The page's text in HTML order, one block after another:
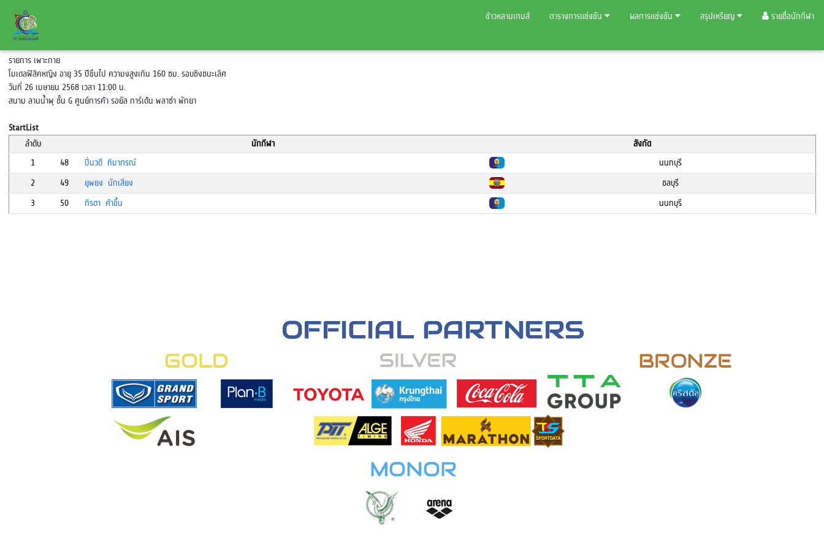
ข้าวหลามเกมส์ ตารางการแข่งขัน ผลการแข่งขัน สรุปเหรียญ รายชื่อนักกีฬา
รายการ เพาะกาย
โมเดลฟิสิคหญิง อายุ 35 ปีขึนไป ความงสูงเกิน 160 ซม. รอบชิงชนะเลิศ
วันที่ 26 เมษายน 2568 เวลา 11:00 น.
สนาม ลานน้ำพุ ชั้น G ศูนย์การค้า รอยัล การ์เด้น พลาซ่า พัทยา
StartList
ลำดับ
นักกีฬา
สังกัด
1
48 ปิ่นวดี ทิมาภรณ์
นนทบุรี
2
49 ยุพยง นักเสียง
ชลบุรี
3
50 ถิรดา ค้าขึ้น นนทบุรี